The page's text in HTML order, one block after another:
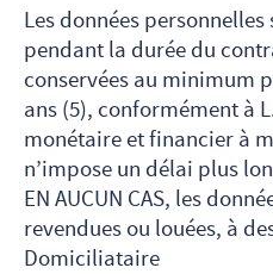
Les données
pendant la durée du
conservées au minimum
ans (5), conformément à
monétaire et financier à
n’impose un délai plus
EN AUCUN CAS, les
revendues ou louées, à
Domiciliataire